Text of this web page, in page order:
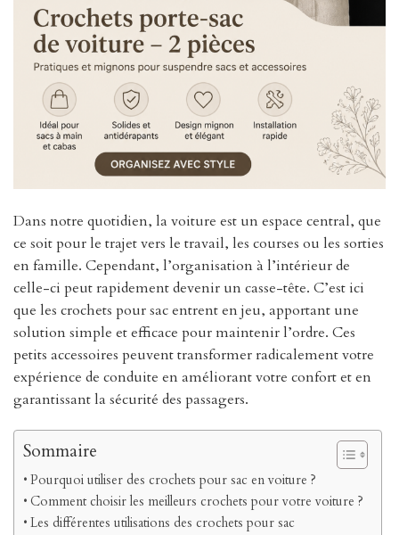
Dans notre quotidien, la voiture est un espace central, que
ce soit pour le trajet vers le travail, les courses ou les sorties
en famille. Cependant, l’organisation à l’intérieur de
celle-ci peut rapidement devenir un casse-tête. C’est ici
que les crochets pour sac entrent en jeu, apportant une
solution simple et efficace pour maintenir l’ordre. Ces
petits accessoires peuvent transformer radicalement votre
expérience de conduite en améliorant votre confort et en
garantissant la sécurité des passagers.
Sommaire
Pourquoi utiliser des crochets pour sac en voiture ?
Comment choisir les meilleurs crochets pour votre voiture ?
Les différentes utilisations des crochets pour sac